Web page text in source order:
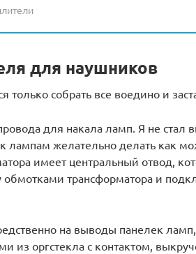
для наушников
только собрать все воедино и
для накала ламп. Я не стал
лампам желательно делать как
имеет центральный отвод,
трансформатора и
на выводы панелек
из оргстекла с контактом,